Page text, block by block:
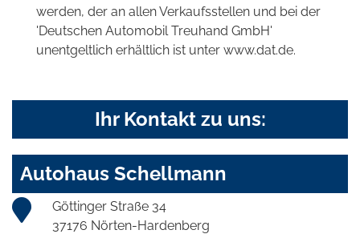
werden, der an allen Verkaufsstellen und bei der
'Deutschen Automobil Treuhand GmbH'
unentgeltlich erhältlich ist unter www.dat.de.
Ihr Kontakt zu uns:
Autohaus Schellmann
Göttinger Straße 34
37176 Nörten-Hardenberg